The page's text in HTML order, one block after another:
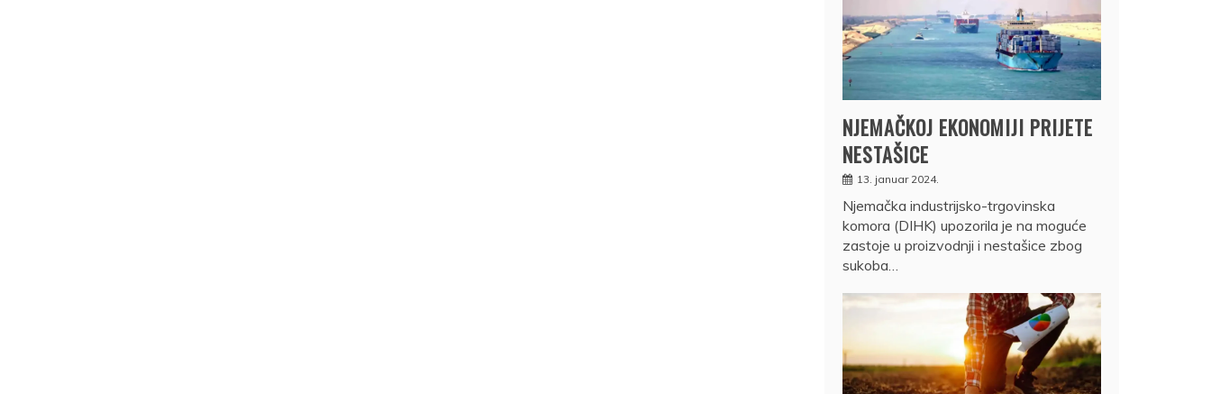
NJEMAČKOJ EKONOMIJI PRIJETE
NESTAŠICE
13. januar 2024.
Njemačka industrijsko-trgovinska
komora (DIHK) upozorila je na moguće
zastoje u proizvodnji i nestašice zbog
sukoba…